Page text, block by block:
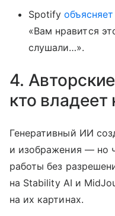
Spotifyобъясняет
«Вам нравится
слушали…».
4.
кто
Генеративный ИИ
и изображения — но
работы без
на Stability AI и
на их картинах.